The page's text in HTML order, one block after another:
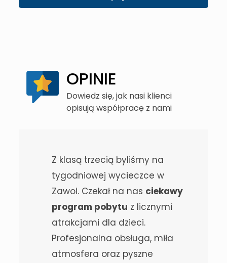
OPINIE
Dowiedz się, jak nasi klienci
opisują współpracę z nami
Z klasą trzecią byliśmy na
tygodniowej wycieczce w
Zawoi. Czekał na nas ciekawy
program pobytu z licznymi
atrakcjami dla dzieci.
Profesjonalna obsługa, miła
atmosfera oraz pyszne